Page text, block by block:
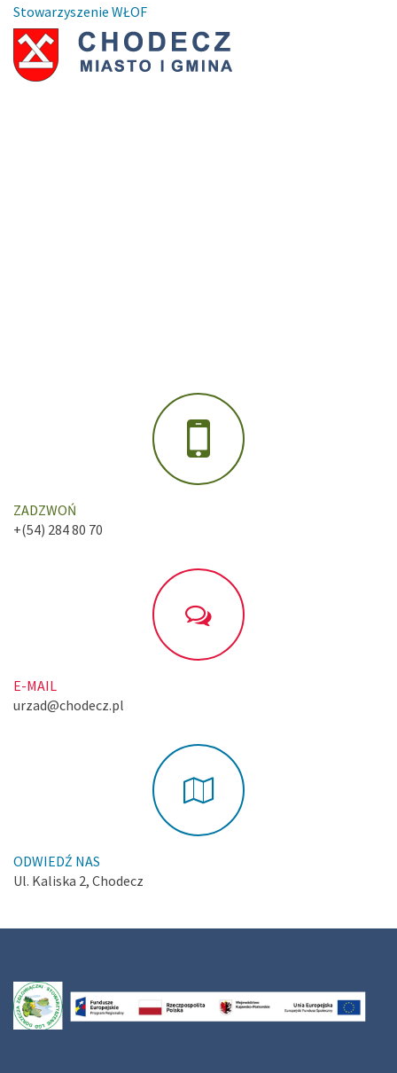
Stowarzyszenie WŁOF
ZADZWOŃ
+(54) 284 80 70
E-MAIL
urzad@chodecz.pl
ODWIEDŹ NAS
Ul. Kaliska 2, Chodecz